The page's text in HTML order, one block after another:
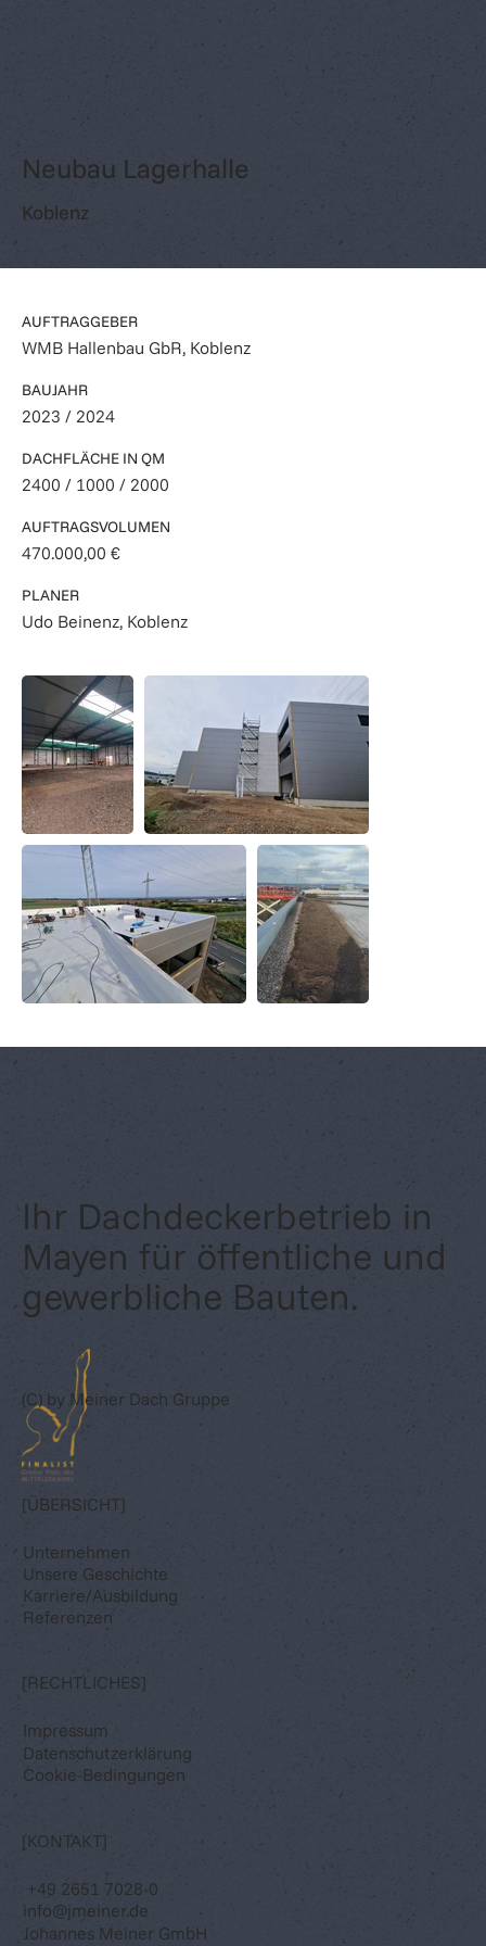
Neubau Lagerhalle
Koblenz
AUFTRAGGEBER
WMB Hallenbau GbR, Koblenz
BAUJAHR
2023 / 2024
DACHFLÄCHE IN QM
2400 / 1000 / 2000
AUFTRAGSVOLUMEN
470.000,00 €
PLANER
Udo Beinenz, Koblenz
Ihr Dachdeckerbetrieb in
Mayen für öffentliche und
gewerbliche Bauten.
(C) by Meiner Dach Gruppe
[ÜBERSICHT]
Unternehmen
Unsere Geschichte
Karriere/Ausbildung
Referenzen
[RECHTLICHES]
Impressum
Datenschutzerklärung
Cookie-Bedingungen
[KONTAKT]
+49 2651 7028-0
info@jmeiner.de
Johannes Meiner GmbH